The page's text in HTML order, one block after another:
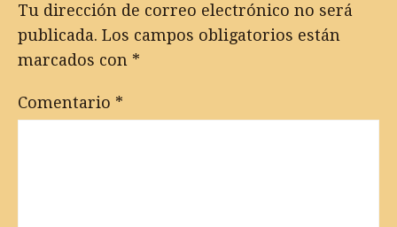
Tu dirección de correo electrónico no será
publicada. Los campos obligatorios están
marcados con *
Comentario *